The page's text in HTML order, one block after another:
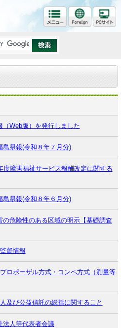
（Web版）を発行しました
島県報(令和８年７月分)
度障害福祉サービス報酬改定に関する
島県報(令和８年６月分)
の危険性のある区域の明示【基礎調査
督情報
ロポーザル方式・コンペ方式（測量等
及び公益信託の総括に関すること
法人等代表者会議